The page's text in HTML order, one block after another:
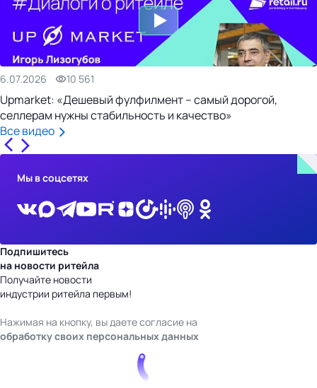
6.07.2026 10 561
Upmarket: «Дешевый фулфилмент – самый дорогой,
селлерам нужны стабильность и качество»
Все видео
Мы в соцсетях
Подпишитесь
на новости ритейла
Получайте новости
индустрии ритейла первым!
Нажимая на кнопку, вы даете согласие на
обработку своих персональных данных